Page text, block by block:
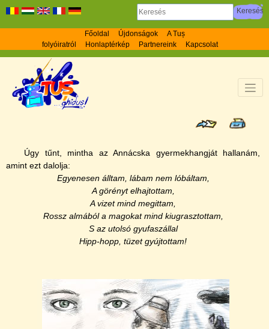
Főoldal Újdonságok
A Tuș
folyóiratról
Honlaptérkép Partnereink Kapcsolat
Úgy tűnt, mintha az Annácska gyermekhangját hallanám,
amint ezt dalolja:
Egyenesen álltam, lábam nem lóbáltam,
A görényt elhajtottam,
A vizet mind megittam,
Rossz almából a magokat mind kiugrasztottam,
S az utolsó gyufaszállal
Hipp-hopp, tüzet gyújtottam!